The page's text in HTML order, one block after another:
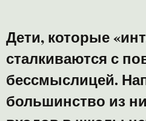
Дети, которые
сталкиваются с
бессмыслицей.
большинство из